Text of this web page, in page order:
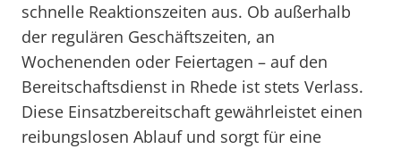
schnelle Reaktionszeiten aus. Ob außerhalb
der regulären Geschäftszeiten, an
Wochenenden oder Feiertagen – auf den
Bereitschaftsdienst in Rhede ist stets Verlass.
Diese Einsatzbereitschaft gewährleistet einen
reibungslosen Ablauf und sorgt für eine